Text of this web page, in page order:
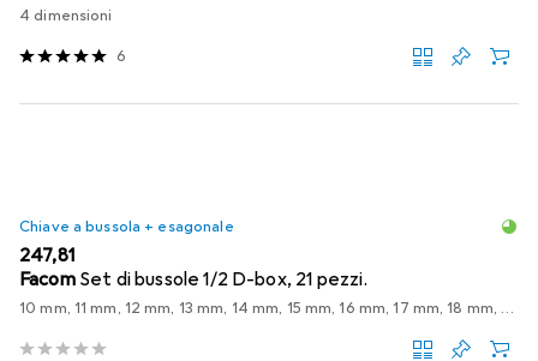
4 dimensioni
6
Chiave a bussola + esagonale
EUR
247,81
Facom Set di bussole 1/2 D-box, 21 pezzi.
10 mm, 11 mm, 12 mm, 13 mm, 14 mm, 15 mm, 16 mm, 17 mm, 18 mm, 19 mm, 20 mm, 21 mm, 22 mm, 23 mm, 24 mm, 27 mm, 30 mm, 32 mm, 8 mm